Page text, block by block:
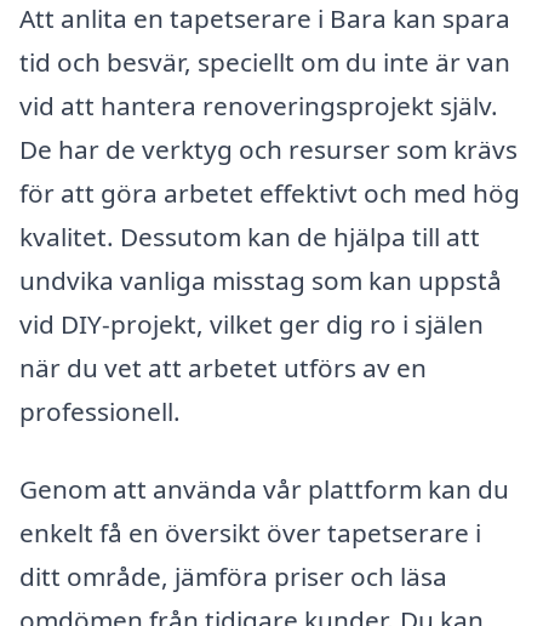
Att anlita en tapetserare i Bara kan spara
tid och besvär, speciellt om du inte är van
vid att hantera renoveringsprojekt själv.
De har de verktyg och resurser som krävs
för att göra arbetet effektivt och med hög
kvalitet. Dessutom kan de hjälpa till att
undvika vanliga misstag som kan uppstå
vid DIY-projekt, vilket ger dig ro i själen
när du vet att arbetet utförs av en
professionell.
Genom att använda vår plattform kan du
enkelt få en översikt över tapetserare i
ditt område, jämföra priser och läsa